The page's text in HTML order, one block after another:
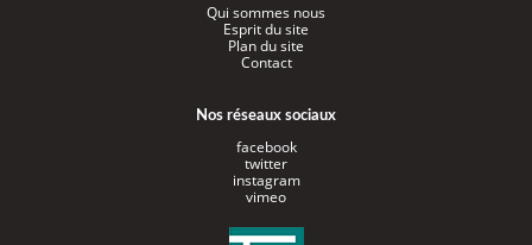
Qui sommes nous
Esprit du site
Plan du site
Contact
Nos réseaux sociaux
facebook
twitter
instagram
vimeo